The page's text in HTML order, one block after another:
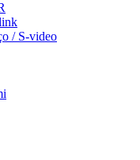
/ S-video